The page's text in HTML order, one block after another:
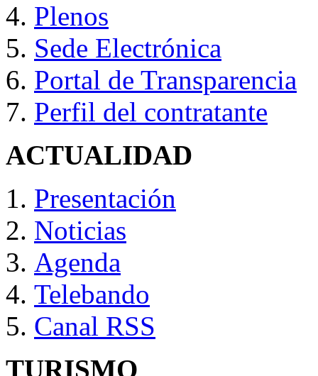
Plenos
Sede Electrónica
Portal de Transparencia
Perfil del contratante
ACTUALIDAD
Presentación
Noticias
Agenda
Telebando
Canal RSS
TURISMO